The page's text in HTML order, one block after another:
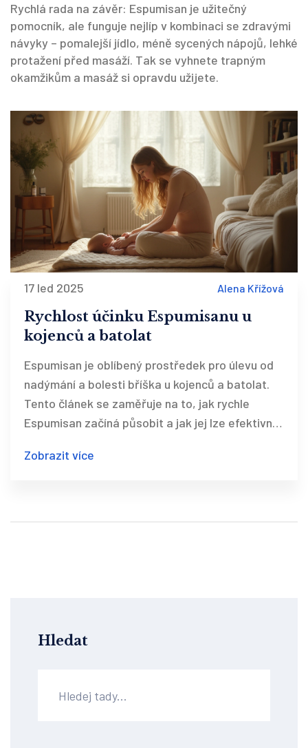
Rychlá rada na závěr: Espumisan je užitečný
pomocník, ale funguje nejlíp v kombinaci se zdravými
návyky – pomalejší jídlo, méně sycených nápojů, lehké
protažení před masáží. Tak se vyhnete trapným
okamžikům a masáž si opravdu užijete.
17 led 2025 Alena Křížová
Rychlost účinku Espumisanu u
kojenců a batolat
Espumisan je oblíbený prostředek pro úlevu od
nadýmání a bolesti bříška u kojenců a batolat.
Tento článek se zaměřuje na to, jak rychle
Espumisan začíná působit a jak jej lze efektivně
Prozkoumejte užitečné tipy, které pomohou
zajímavých faktů o Espumisanu a jeho využití v
Zobrazit více
Hledat